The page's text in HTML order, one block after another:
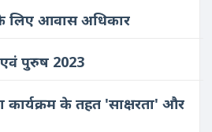
आवास अधिकार
पुरुष 2023
कार्यक्रम के तहत 'साक्षरता' और